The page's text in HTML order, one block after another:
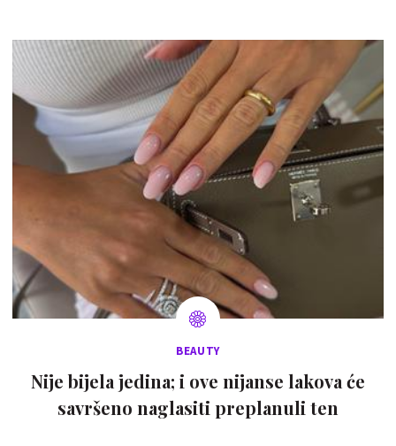
BEAUTY
Nije bijela jedina; i ove nijanse lakova će
savršeno naglasiti preplanuli ten